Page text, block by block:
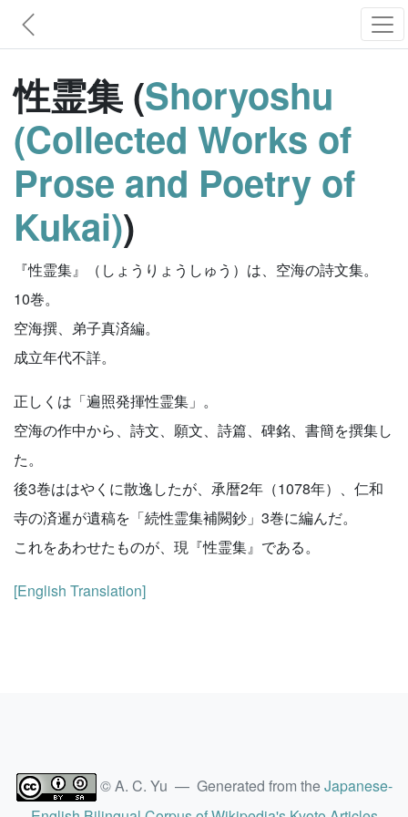
性霊集 (Shoryoshu
(Collected Works of
Prose and Poetry of
Kukai))
『性霊集』（しょうりょうしゅう）は、空海の詩文集。
10巻。
空海撰、弟子真済編。
成立年代不詳。
正しくは「遍照発揮性霊集」。
空海の作中から、詩文、願文、詩篇、碑銘、書簡を撰集し
た。
後3巻ははやくに散逸したが、承暦2年（1078年）、仁和
寺の済暹が遺稿を「続性霊集補闕鈔」3巻に編んだ。
これをあわせたものが、現『性霊集』である。
[English Translation]
© A. C. Yu — Generated from theJapanese-